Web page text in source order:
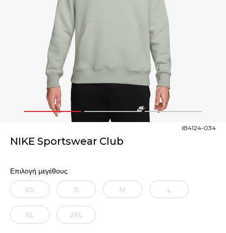
1 2 3
NIKE Sportswear Club
IB4124-034
Επιλογή μεγέθους
XS S M L
XL 2XL